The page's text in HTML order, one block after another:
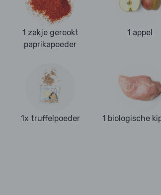
1 zakje gerookt
paprikapoeder
1 appel
1x truffelpoeder 1 biologische